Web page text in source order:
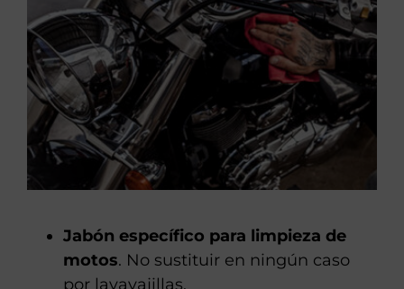
Jabón específico para limpieza de
motos. No sustituir en ningún caso
por lavavajillas.